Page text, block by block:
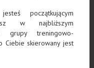
początkującym
w najbliższym
grupy treningowo-
Ciebie skierowany jest